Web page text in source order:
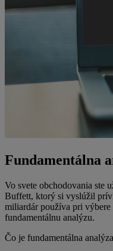
Fundamentálna
Vo svete obchodovania ste
Buffett, ktorý si vyslúžil
miliardár používa pri
fundamentálnu analýzu.
Čo je fundamentálna